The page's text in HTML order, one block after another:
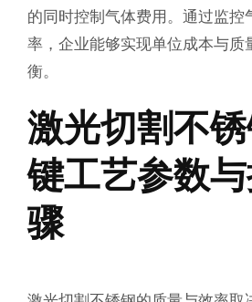
的同时控制气体费用。通过监控
率，企业能够实现单位成本与质
衡。
激光切割不
键工艺参数
骤